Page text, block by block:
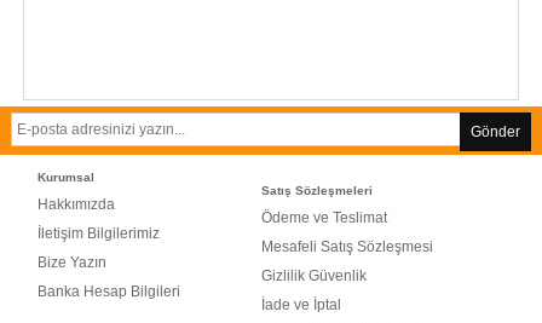
Gönder
Kurumsal
Hakkımızda
İletişim Bilgilerimiz
Bize Yazın
Banka Hesap Bilgileri
Satış Sözleşmeleri
Ödeme ve Teslimat
Mesafeli Satış Sözleşmesi
Gizlilik Güvenlik
İade ve İptal